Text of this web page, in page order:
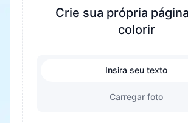
Crie sua própria
colorir
Insira seu texto
Carregar foto